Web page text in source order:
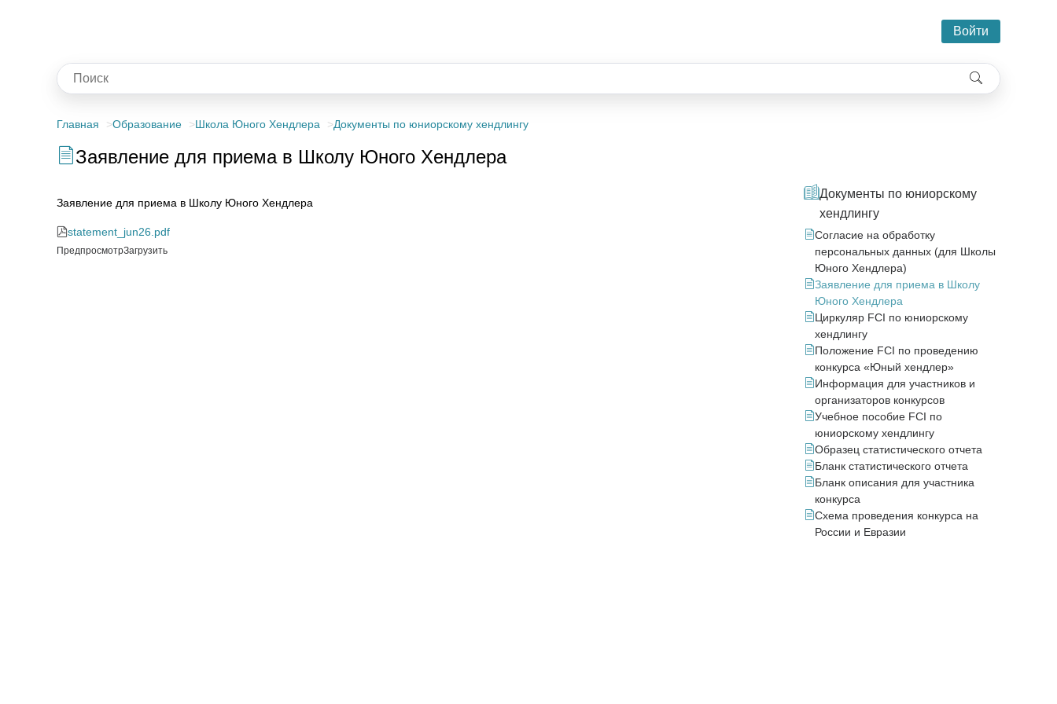
Войти
Главная Образование Школа Юного Хендлера Документы по юниорскому хендлингу
Заявление для приема в Школу Юного Хендлера
Заявление для приема в Школу Юного Хендлера
statement_jun26.pdf
ПредпросмотрЗагрузить
Документы по юниорскому
хендлингу
Согласие на обработку
персональных данных (для Школы
Юного Хендлера)
Заявление для приема в Школу
Юного Хендлера
Циркуляр FCI по юниорскому
хендлингу
Положение FCI по проведению
конкурса «Юный хендлер»
Информация для участников и
организаторов конкурсов
Учебное пособие FCI по
юниорскому хендлингу
Образец статистического отчета
Бланк статистического отчета
Бланк описания для участника
конкурса
Схема проведения конкурса на
России и Евразии